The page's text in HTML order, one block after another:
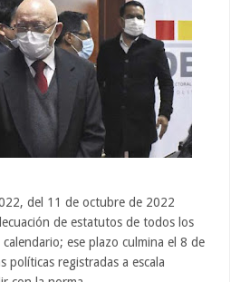
del 11 de octubre de 2022
de estatutos de todos los
ese plazo culmina el 8 de
políticas registradas a escala